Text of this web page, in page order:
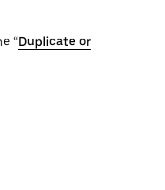
“Duplicate or